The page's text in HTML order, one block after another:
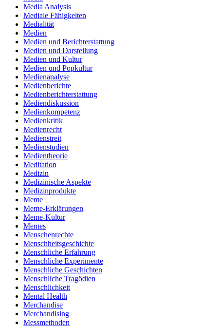
Media Analysis
Mediale Fähigkeiten
Medialität
Medien
Medien und Berichterstattung
Medien und Darstellung
Medien und Kultur
Medien und Popkultur
Medienanalyse
Medienberichte
Medienberichterstattung
Mediendiskussion
Medienkompetenz
Medienkritik
Medienrecht
Medienstreit
Medienstudien
Medientheorie
Meditation
Medizin
Medizinische Aspekte
Medizinprodukte
Meme
Meme-Erklärungen
Meme-Kultur
Memes
Menschenrechte
Menschheitsgeschichte
Menschliche Erfahrung
Menschliche Experimente
Menschliche Geschichten
Menschliche Tragödien
Menschlichkeit
Mental Health
Merchandise
Merchandising
Messmethoden